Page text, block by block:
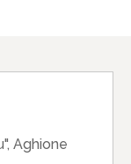
Aghione